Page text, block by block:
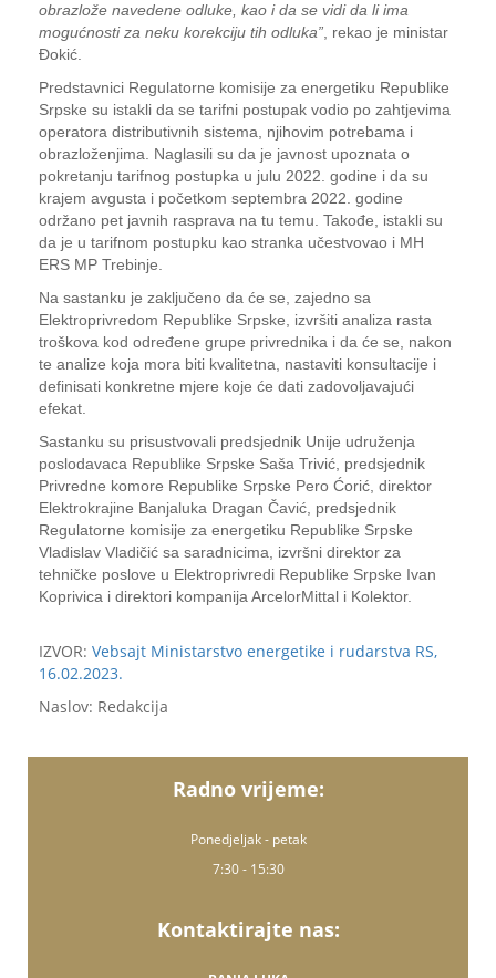
obrazlože navedene odluke, kao i da se vidi da li ima
mogućnosti za neku korekciju tih odluka” , rekao je ministar
Đokić.
Predstavnici Regulatorne komisije za energetiku Republike
Srpske su istakli da se tarifni postupak vodio po zahtjevima
operatora distributivnih sistema, njihovim potrebama i
obrazloženjima. Naglasili su da je javnost upoznata o
pokretanju tarifnog postupka u julu 2022. godine i da su
krajem avgusta i početkom septembra 2022. godine
održano pet javnih rasprava na tu temu. Takođe, istakli su
da je u tarifnom postupku kao stranka učestvovao i MH
ERS MP Trebinje.
Na sastanku je zaključeno da će se, zajedno sa
Elektroprivredom Republike Srpske, izvršiti analiza rasta
troškova kod određene grupe privrednika i da će se, nakon
te analize koja mora biti kvalitetna, nastaviti konsultacije i
definisati konkretne mjere koje će dati zadovoljavajući
efekat.
Sastanku su prisustvovali predsjednik Unije udruženja
poslodavaca Republike Srpske Saša Trivić, predsjednik
Privredne komore Republike Srpske Pero Ćorić, direktor
Elektrokrajine Banjaluka Dragan Čavić, predsjednik
Regulatorne komisije za energetiku Republike Srpske
Vladislav Vladičić sa saradnicima, izvršni direktor za
tehničke poslove u Elektroprivredi Republike Srpske Ivan
Koprivica i direktori kompanija ArcelorMittal i Kolektor.
IZVOR: Vebsajt Ministarstvo energetike i rudarstva RS,
16.02.2023.
Naslov: Redakcija
Radno vrijeme:
Ponedjeljak - petak
7:30 - 15:30
Kontaktirajte nas: